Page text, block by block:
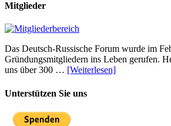
Mitglieder
Das Deutsch-Russische Forum wurde im
Gründungsmitgliedern ins Leben gerufen.
uns über 300 … [Weiterlesen]
Unterstützen Sie uns